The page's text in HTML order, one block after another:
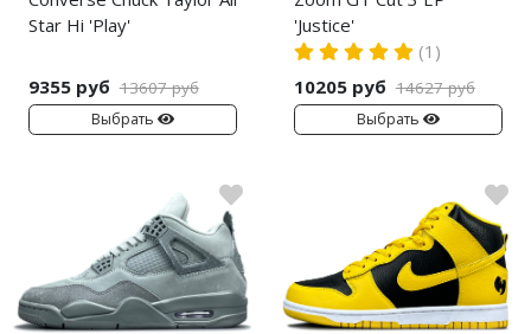
Star Hi 'Play'
9355 руб 13607 руб
Выбрать
'Justice'
(1)
10205 руб 14627 руб
Выбрать